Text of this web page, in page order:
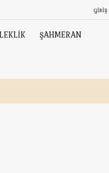
GIRIŞ
ŞAHMERAN